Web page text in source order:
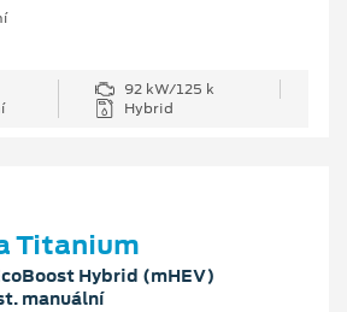
92 kW/125 k
Hybrid
Titanium
Hybrid (mHEV)
manuální